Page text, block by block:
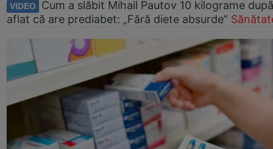
VIDEO
Cum a slăbit Mihail Pautov 10 kilograme
aflat că are prediabet: „Fără diete absurde”